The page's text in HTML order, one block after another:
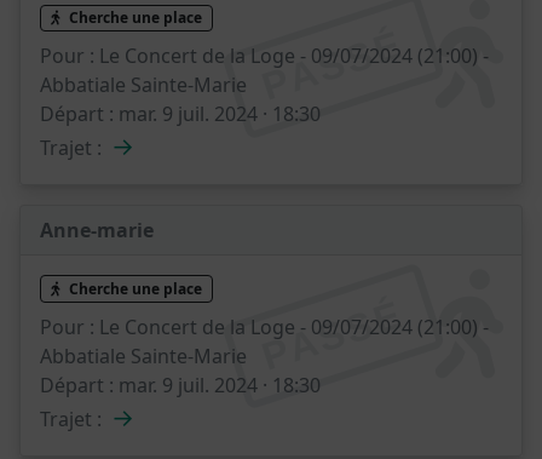
PASSÉ
Cherche une place
Pour : Le Concert de la Loge - 09/07/2024 (21:00) -
Abbatiale Sainte-Marie
Départ : mar. 9 juil. 2024 · 18:30
Trajet : →
Anne-marie
PASSÉ
Cherche une place
Pour : Le Concert de la Loge - 09/07/2024 (21:00) -
Abbatiale Sainte-Marie
Départ : mar. 9 juil. 2024 · 18:30
Trajet : →